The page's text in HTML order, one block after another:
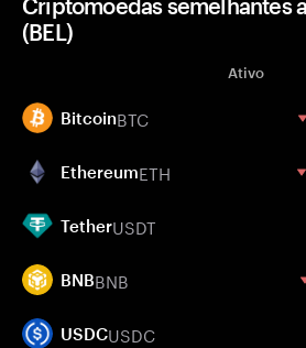
Criptomoedas semelhantes
(BEL)
Ativo
BitcoinBTC
EthereumETH
TetherUSDT
BNBBNB
USDCUSDC